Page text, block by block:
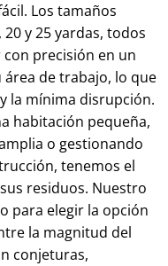
Los tamaños
y 25 yardas, todos
precisión en un
de trabajo, lo que
la mínima disrupción.
habitación pequeña,
o gestionando
tenemos el
residuos. Nuestro
para elegir la opción
la magnitud del
conjeturas,